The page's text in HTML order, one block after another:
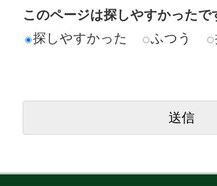
このページは探しやすかったで
探しやすかった
ふつう